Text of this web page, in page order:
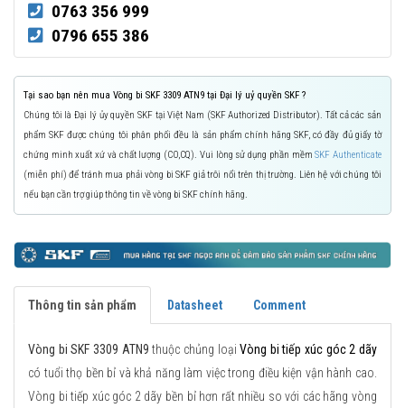
0763 356 999
0796 655 386
Tại sao bạn nên mua Vòng bi SKF 3309 ATN9 tại Đại lý uỷ quyền SKF ?
Chúng tôi là Đại lý ủy quyền SKF tại Việt Nam (SKF Authorized Distributor). Tất cả các sản
phẩm SKF được chúng tôi phân phối đều là sản phẩm chính hãng SKF, có đầy đủ giấy tờ
chứng minh xuất xứ và chất lượng (CO,CQ). Vui lòng sử dụng phần mềmSKF Authenticate
(miễn phí) để tránh mua phải vòng bi SKF giả trôi nổi trên thị trường. Liên hệ với chúng tôi
nếu bạn cần trợ giúp thông tin về vòng bi SKF chính hãng.
Thông tin sản phẩm Datasheet Comment
Vòng bi SKF 3309 ATN9 thuộc chủng loạiVòng bi tiếp xúc góc 2 dãy
có tuổi thọ bền bỉ và khả năng làm việc trong điều kiện vận hành cao.
Vòng bi tiếp xúc góc 2 dãy bền bỉ hơn rất nhiều so với các hãng vòng